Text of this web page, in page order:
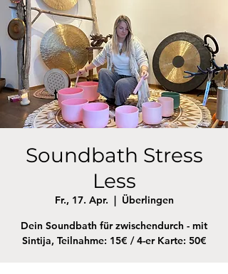
Soundbath Stress
Less
Fr., 17. Apr.
  |
Überlingen
Dein Soundbath für zwischendurch - mit
Sintija, Teilnahme: 15€ / 4-er Karte: 50€